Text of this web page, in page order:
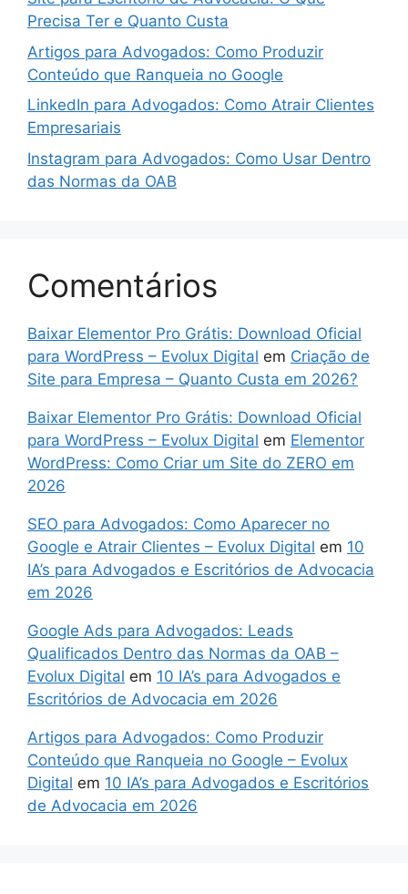
Precisa Ter e Quanto Custa
Artigos para Advogados: Como Produzir
Conteúdo que Ranqueia no Google
LinkedIn para Advogados: Como Atrair Clientes
Empresariais
Instagram para Advogados: Como Usar Dentro
das Normas da OAB
Comentários
Baixar Elementor Pro Grátis: Download Oficial
para WordPress – Evolux Digital em Criação de
Site para Empresa – Quanto Custa em 2026?
Baixar Elementor Pro Grátis: Download Oficial
para WordPress – Evolux Digital em Elementor
WordPress: Como Criar um Site do ZERO em
2026
SEO para Advogados: Como Aparecer no
Google e Atrair Clientes – Evolux Digital em 10
IA’s para Advogados e Escritórios de Advocacia
em 2026
Google Ads para Advogados: Leads
Qualificados Dentro das Normas da OAB –
Evolux Digital em 10 IA’s para Advogados e
Escritórios de Advocacia em 2026
Artigos para Advogados: Como Produzir
Conteúdo que Ranqueia no Google – Evolux
Digital em 10 IA’s para Advogados e Escritórios
de Advocacia em 2026